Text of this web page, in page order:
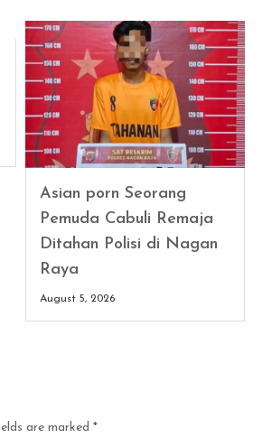
Asian porn Seorang
Pemuda Cabuli Remaja
Ditahan Polisi di Nagan
Raya
August 5, 2026
are marked *